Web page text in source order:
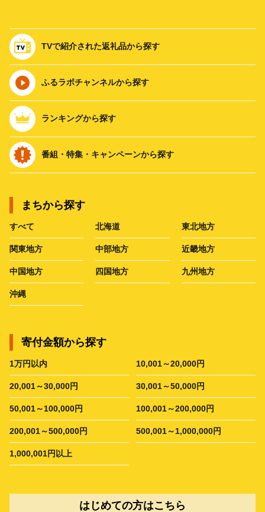
TVで紹介された返礼品から探す
ふるラボチャンネルから探す
ランキングから探す
番組・特集・キャンペーンから探す
まちから探す
すべて 北海道 東北地方
関東地方 中部地方 近畿地方
中国地方 四国地方 九州地方
沖縄
寄付金額から探す
1万円以内 10,001～20,000円
20,001～30,000円 30,001～50,000円
50,001～100,000円 100,001～200,000円
200,001～500,000円 500,001～1,000,000円
1,000,001円以上
はじめての方はこちら